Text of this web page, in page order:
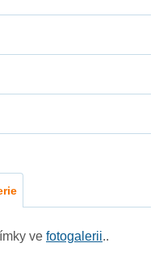
ve fotogalerii..